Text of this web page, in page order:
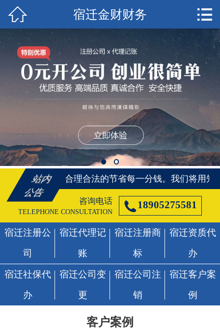
宿迁注册公司
宿迁代理记账
宿迁注册商标
宿迁资质代办
宿迁社保代办
宿迁公司变更
宿迁公司注销
宿迁客户案例
 宿迁金财财务 
站内
公告
用知识、帮您合理合法的节省每一分钱。 我们将用知
咨询电话
TELEPHONE CONSULTATION  18905275581
宿迁注册公
司
宿迁代理记
账
宿迁注册商
标
宿迁资质代
办
宿迁社保代
办
宿迁公司变
更
宿迁公司注
销
宿迁客户案
例
客户案例